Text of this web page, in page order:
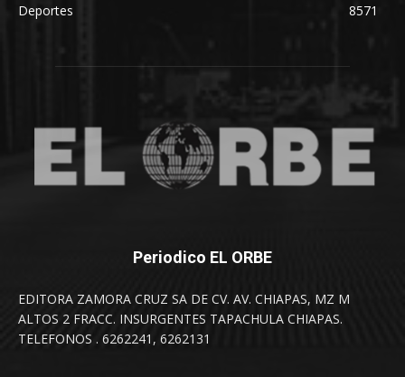
Deportes
8571
Periodico EL ORBE
EDITORA ZAMORA CRUZ SA DE CV. AV. CHIAPAS, MZ M
ALTOS 2 FRACC. INSURGENTES TAPACHULA CHIAPAS.
TELEFONOS . 6262241, 6262131